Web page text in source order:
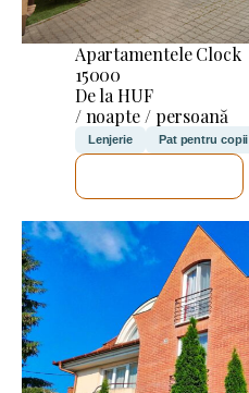
Apartamentele Clock
15000
De la HUF
/ noapte / persoană
Lenjerie Pat pentru copii